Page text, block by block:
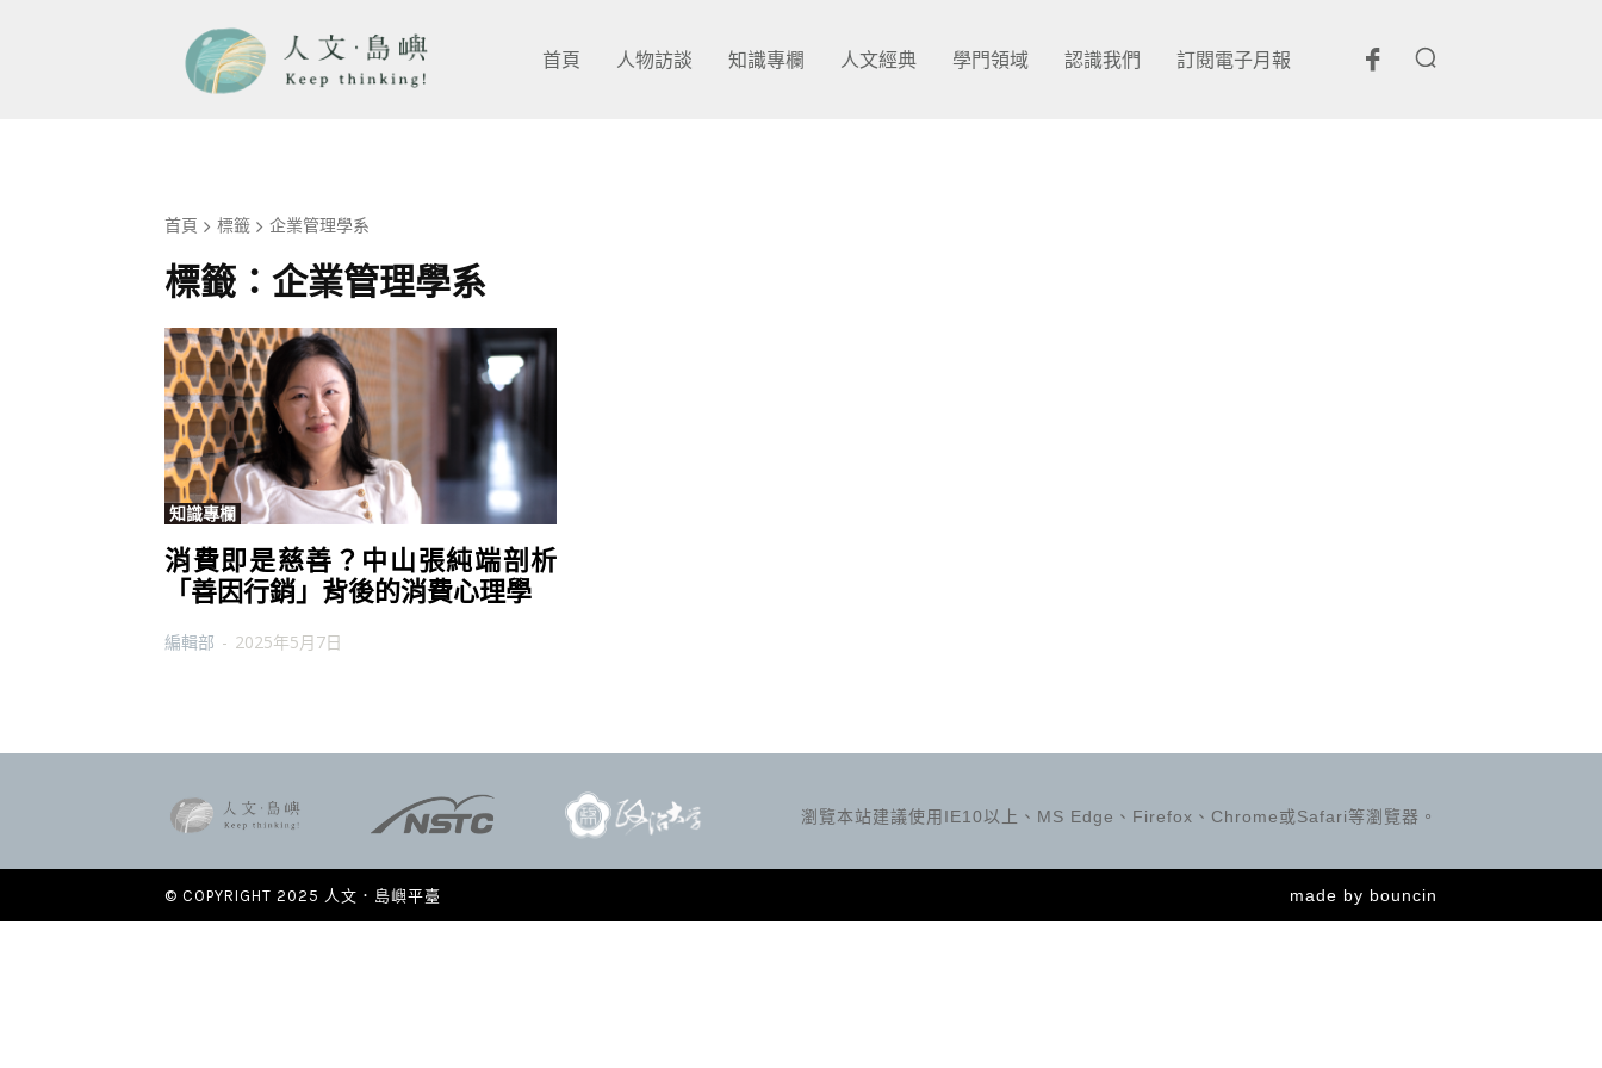
首頁 人物訪談 知識專欄 人文經典 學門領域 認識我們 訂閱電子月報
首頁 標籤 企業管理學系
標籤： 企業管理學系
知識專欄
消費即是慈善？中山張純端剖析
「善因行銷」背後的消費心理學
編輯部 - 2025年5月7日
瀏覽本站建議使用IE10以上、MS Edge、Firefox、Chrome或Safari等瀏覽器。
© COPYRIGHT 2025 人文．島嶼平臺 made by bouncin